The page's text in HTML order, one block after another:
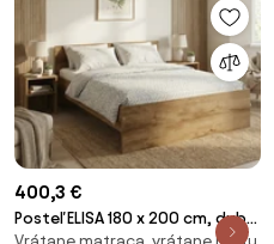
400,3 €
Posteľ ELISA 180 x 200 cm, dub